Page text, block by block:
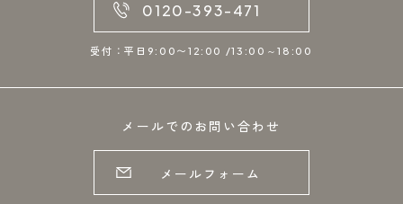
0120-393-471
受付：平日9:00〜12:00 /13:00～18:00
メールでのお問い合わせ
メールフォーム